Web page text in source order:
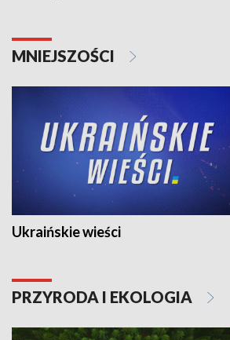
MNIEJSZOŚCI
Ukraińskie wieści
PRZYRODA I EKOLOGIA